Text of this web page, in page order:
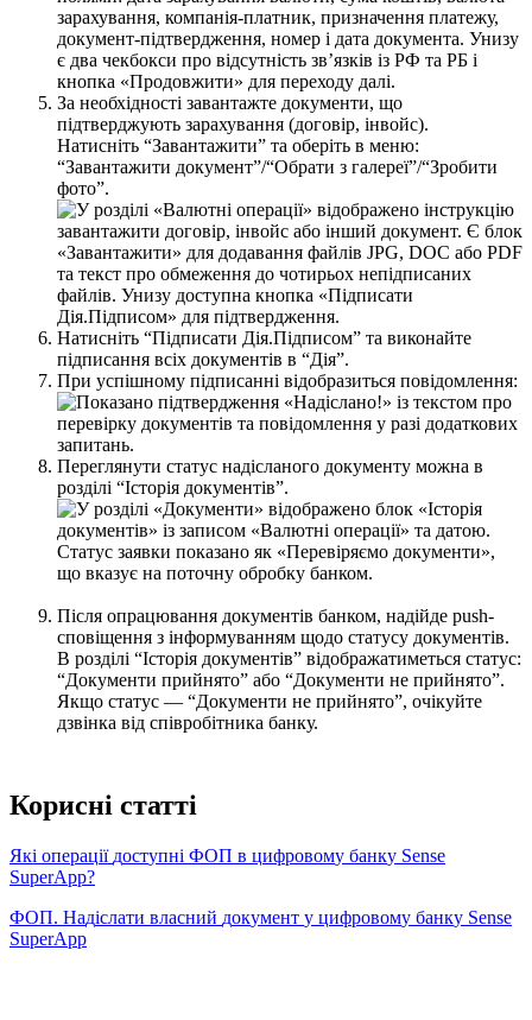
За необхідності завантажте документи, що
підтверджують зарахування (договір, інвойс).
Натисніть “Завантажити” та оберіть в меню:
“Завантажити документ”/“Обрати з галереї”/“Зробити
фото”.
Натисніть “Підписати Дія.Підписом” та виконайте
підписання всіх документів в “Дія”.
При успішному підписанні відобразиться повідомлення:
Переглянути статус надісланого документу можна в
розділі “Історія документів”.
Після опрацювання документів банком, надійде push-
сповіщення з інформуванням щодо статусу документів.
В розділі “Історія документів” відображатиметься статус:
“Документи прийнято” або “Документи не прийнято”.
Якщо статус — “Документи не прийнято”, очікуйте
дзвінка від співробітника банку.
Корисні статті
Які операції доступні ФОП в цифровому банку Sense
SuperApp?
ФОП. Надіслати власний документ у цифровому банку Sense
SuperApp